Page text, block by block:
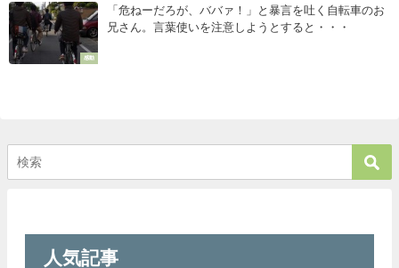
感動
「危ねーだろが、ババァ！」と暴言を吐く自転車のお
兄さん。言葉使いを注意しようとすると・・・
人気記事